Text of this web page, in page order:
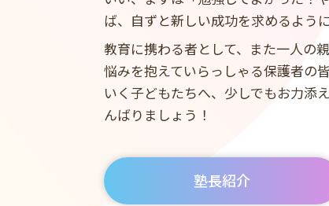
ば、自ずと新しい成功を求めるよう
教育に携わる者として、また一人の
悩みを抱えていらっしゃる保護者の
いく子どもたちへ、少しでもお力添
んばりましょう！
塾長紹介